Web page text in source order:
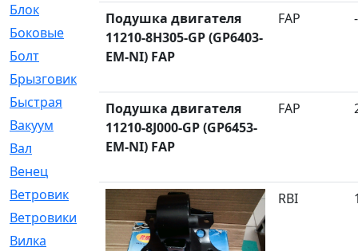
Блок
Боковые
[4]
Болт
[247]
Брызговик
Быстрая
[2]
Вакуум
[23]
Вал
[194]
Венец
Ветровик
[132]
Ветровики
[2]
Вилка
[15]
Подушка двигателя
11210-8H305-GP (GP6403-
EM-NI) FAP
FAP -
Подушка двигателя
11210-8J000-GP (GP6453-
EM-NI) FAP
FAP
RBI